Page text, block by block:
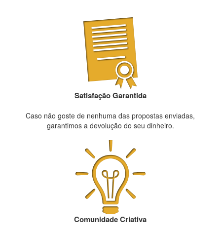
Satisfação Garantida
Caso não goste de nenhuma das propostas enviadas,
garantimos a devolução do seu dinheiro.
Comunidade Criativa